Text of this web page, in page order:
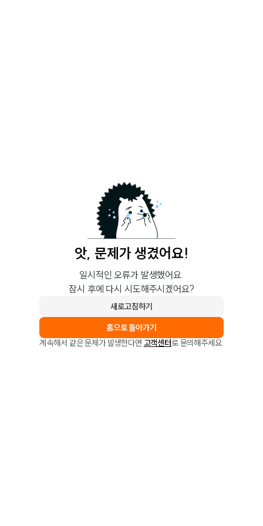
앗, 문제가 생겼어요!
일시적인 오류가 발생했어요.
잠시 후에 다시 시도해주시겠어요?
새로고침하기
홈으로 돌아가기
계속해서 같은 문제가 발생한다면 고객센터로 문의해주세요.